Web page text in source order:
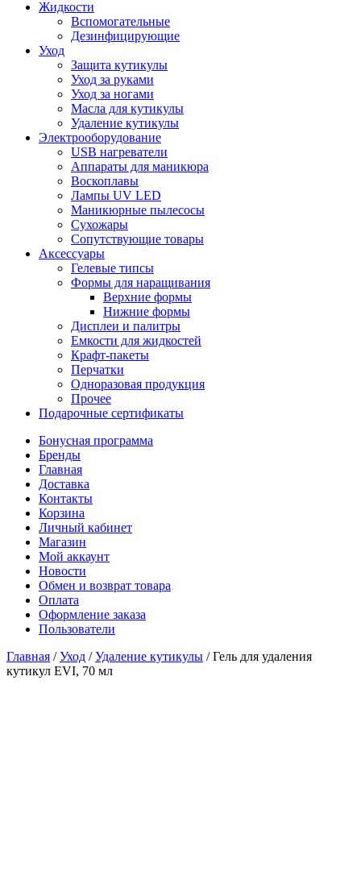
Жидкости
Вспомогательные
Дезинфицирующие
Уход
Защита кутикулы
Уход за руками
Уход за ногами
Масла для кутикулы
Удаление кутикулы
Электрооборудование
USB нагреватели
Аппараты для маникюра
Воскоплавы
Лампы UV LED
Маникюрные пылесосы
Сухожары
Сопутствующие товары
Аксессуары
Гелевые типсы
Формы для наращивания
Верхние формы
Нижние формы
Дисплеи и палитры
Емкости для жидкостей
Крафт-пакеты
Перчатки
Одноразовая продукция
Прочее
Подарочные сертификаты
Бонусная программа
Бренды
Главная
Доставка
Контакты
Корзина
Личный кабинет
Магазин
Мой аккаунт
Новости
Обмен и возврат товара
Оплата
Оформление заказа
Пользователи
Главная /Уход /Удаление кутикулы /Гель для удаления
кутикул EVI, 70 мл